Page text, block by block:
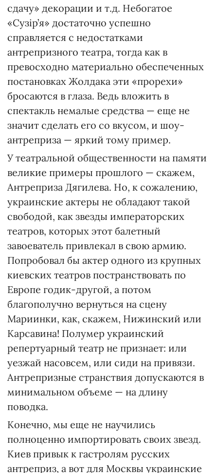
сдачу» декорации и т.д. Небогатое
«Сузiр’я» достаточно успешно
справляется с недостатками
антрепризного театра, тогда как в
превосходно материально обеспеченных
постановках Жолдака эти «прорехи»
бросаются в глаза. Ведь вложить в
спектакль немалые средства — еще не
значит сделать его со вкусом, и шоу-
антреприза — яркий тому пример.
У театральной общественности на памяти
великие примеры прошлого — скажем,
Антреприза Дягилева. Но, к сожалению,
украинские актеры не обладают такой
свободой, как звезды императорских
театров, которых этот балетный
завоеватель привлекал в свою армию.
Попробовал бы актер одного из крупных
киевских театров постранствовать по
Европе годик-другой, а потом
благополучно вернуться на сцену
Мариинки, как, скажем, Нижинский или
Карсавина! Полумер украинский
репертуарный театр не признает: или
уезжай насовсем, или сиди на привязи.
Антрепризные странствия допускаются в
минимальном объеме — на длину
поводка.
Конечно, мы еще не научились
полноценно импортировать своих звезд.
Киев привык к гастролям русских
антреприз, а вот для Москвы украинские